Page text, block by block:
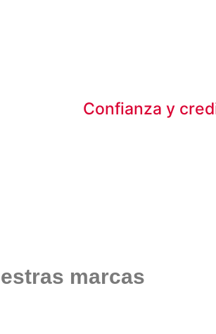
Confianza y
marcas